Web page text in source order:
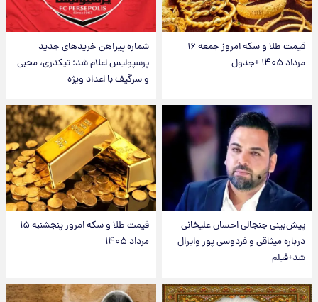
قیمت طلا و سکه امروز جمعه ۱۶
مرداد ۱۴۰۵ +جدول
شماره پیراهن خریدهای جدید
پرسپولیس اعلام شد؛ تیکدری، محبی
و سرگیف با اعداد ویژه
پیش‌بینی جنجالی احسان علیخانی
درباره میثاقی و فردوسی پور وایرال
شد+فیلم
قیمت طلا و سکه امروز پنجشنبه ۱۵
مرداد ۱۴۰۵